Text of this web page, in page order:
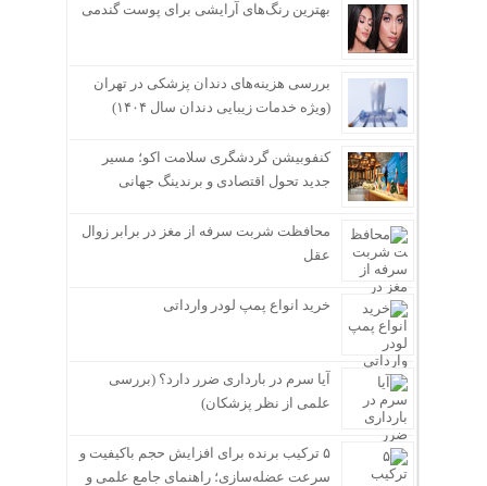
بهترین رنگ‌های آرایشی برای پوست گندمی
بررسی هزینه‌های دندان پزشکی در تهران
(ویژه خدمات زیبایی دندان سال ۱۴۰۴)
کنفوبیشن گردشگری سلامت اکو؛ مسیر
جدید تحول اقتصادی و برندینگ جهانی
محافظت شربت سرفه از مغز در برابر زوال
عقل
خرید انواع پمپ لودر وارداتی
آیا سرم در بارداری ضرر دارد؟ (بررسی
علمی از نظر پزشکان)
۵ ترکیب برنده برای افزایش حجم باکیفیت و
سرعت عضله‌سازی؛ راهنمای جامع علمی و